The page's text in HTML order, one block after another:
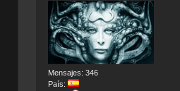
Mensajes: 346
País: